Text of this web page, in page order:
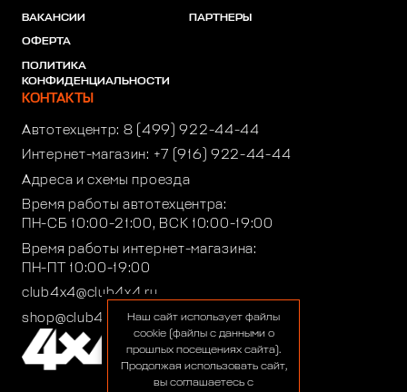
ВАКАНСИИ
ОФЕРТА
ПОЛИТИКА
КОНФИДЕНЦИАЛЬНОСТИ
ПАРТНЕРЫ
КОНТАКТЫ
Автотехцентр: 8 (499) 922-44-44
Интернет-магазин: +7 (916) 922-44-44
Адреса и схемы проезда
Время работы автотехцентра:
ПН-СБ 10:00-21:00, ВСК 10:00-19:00
Время работы интернет-магазина:
ПН-ПТ 10:00-19:00
club4x4@club4x4.ru
shop@club4x4.ruНаш сайт использует файлы
cookie (файлы с данными о
прошлых посещениях сайта).
Продолжая использовать сайт,
вы соглашаетесь с